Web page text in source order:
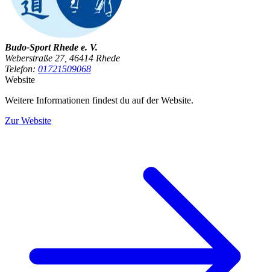
Budo-Sport Rhede e. V.
Weberstraße 27, 46414 Rhede
Telefon: 01721509068
Website
Weitere Informationen findest du auf der Website.
Zur Website